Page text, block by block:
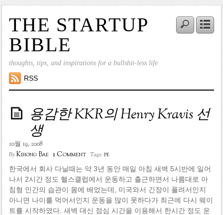
THE STARTUP
BIBLE
thoughts, tips, and inspirations for a bullshit-less life
RSS
용감한 KKR의 Henry Kravis 선
생
10월 19, 2008
ByKihong Bae 1 Comment Tags:pe
한국에서 회사 다닐때는 약 3년 동안 매일 아침 새벽 5시반에 일어
나서 2시간 정도 헬스클럽에서 운동하고 출근하면서 나름대로 아
침형 인간의 습관이 몸에 배었는데, 미국와서 긴장이 풀려서인지
아니면 나이를 먹어서인지 운동을 많이 못하다가 최근에 다시 웨이
트를 시작하였다. 새벽 대신 점심 시간을 이용해서 한시간 정도 운